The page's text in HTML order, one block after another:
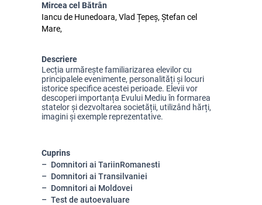
Mircea cel Bătrân
Iancu de Hunedoara, Vlad Țepeș, Ștefan cel
Mare,
Descriere
Lecția urmărește familiarizarea elevilor cu
principalele evenimente, personalități și locuri
istorice specifice acestei perioade. Elevii vor
descoperi importanța Evului Mediu în formarea
statelor și dezvoltarea societății, utilizând hărți,
imagini și exemple reprezentative.
Cuprins
Domnitori ai TariinRomanesti
Domnitori ai Transilvaniei
Domnitori ai Moldovei
Test de autoevaluare